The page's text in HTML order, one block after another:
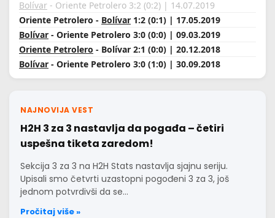
Bolívar - Oriente Petrolero 3:2 (0:2) | 14.07.2019
Oriente Petrolero - Bolívar 1:2 (0:1) | 17.05.2019
Bolívar - Oriente Petrolero 3:0 (0:0) | 09.03.2019
Oriente Petrolero - Bolívar 2:1 (0:0) | 20.12.2018
Bolívar - Oriente Petrolero 3:0 (1:0) | 30.09.2018
NAJNOVIJA VEST
H2H 3 za 3 nastavlja da pogađa – četiri
uspešna tiketa zaredom!
Sekcija 3 za 3 na H2H Stats nastavlja sjajnu seriju.
Upisali smo četvrti uzastopni pogođeni 3 za 3, još
jednom potvrdivši da se…
Pročitaj više »